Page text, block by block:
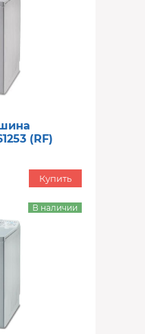
(RF)
Купить
В наличии